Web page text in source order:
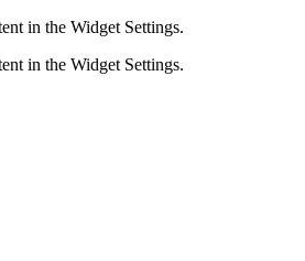
in the Widget Settings.
in the Widget Settings.